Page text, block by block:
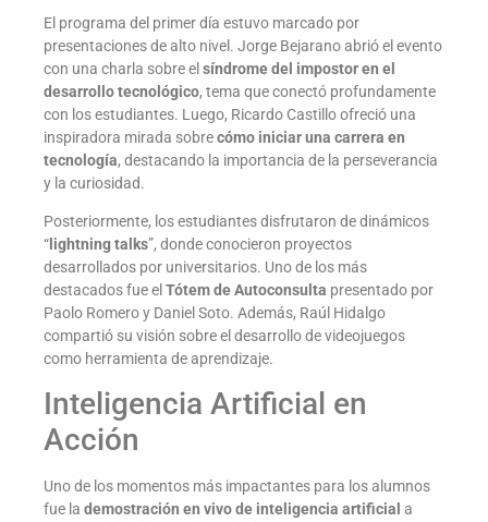
El programa del primer día estuvo marcado por
presentaciones de alto nivel. Jorge Bejarano abrió el evento
con una charla sobre el síndrome del impostor en el
desarrollo tecnológico, tema que conectó profundamente
con los estudiantes. Luego, Ricardo Castillo ofreció una
inspiradora mirada sobrecómo iniciar una carrera en
tecnología, destacando la importancia de la perseverancia
y la curiosidad.
Posteriormente, los estudiantes disfrutaron de dinámicos
“ lightning talks”, donde conocieron proyectos
desarrollados por universitarios. Uno de los más
destacados fue el Tótem de Autoconsulta presentado por
Paolo Romero y Daniel Soto. Además, Raúl Hidalgo
compartió su visión sobre el desarrollo de videojuegos
como herramienta de aprendizaje.
Inteligencia Artificial en
Acción
Uno de los momentos más impactantes para los alumnos
fue la demostración en vivo de inteligencia artificial a